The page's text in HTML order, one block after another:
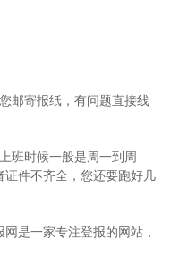
邮寄报纸，有问题直接线
班时候一般是周一到周
证件不齐全，您还要跑好几
是一家专注登报的网站，